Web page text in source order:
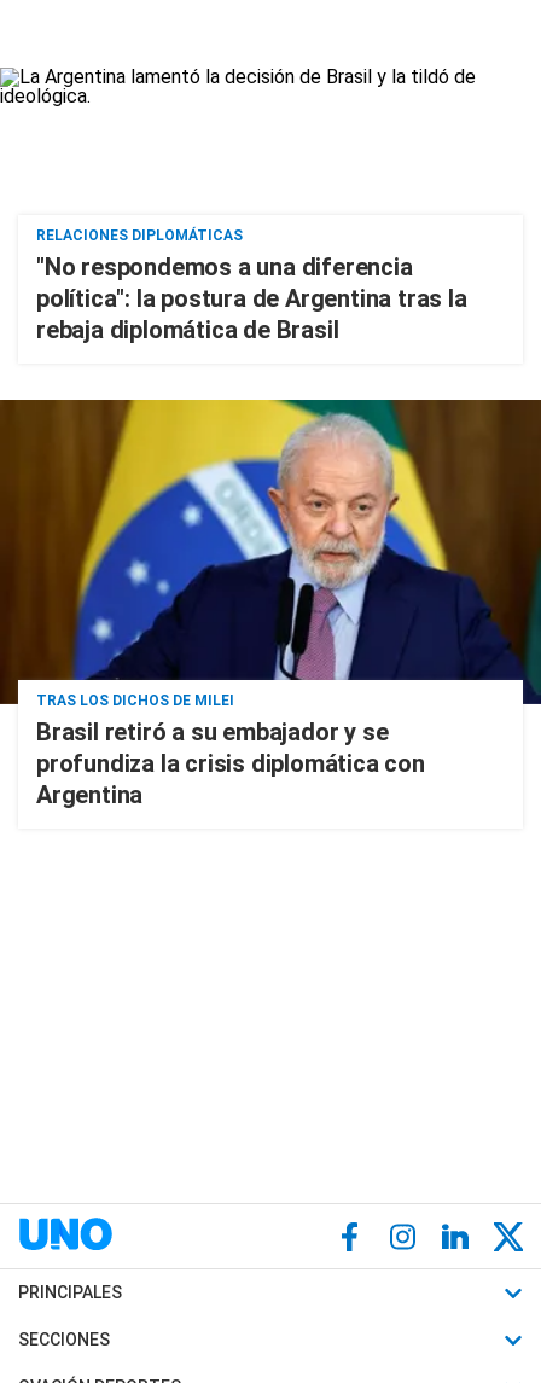
RELACIONES DIPLOMÁTICAS
"No respondemos a una diferencia
política": la postura de Argentina tras la
rebaja diplomática de Brasil
TRAS LOS DICHOS DE MILEI
Brasil retiró a su embajador y se
profundiza la crisis diplomática con
Argentina
PRINCIPALES
Últimas Noticias
Política
SECCIONES